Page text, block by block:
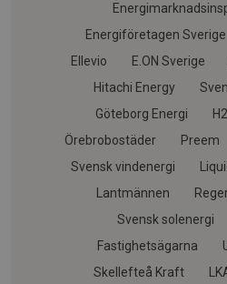
Energiföretagen Sverige
Ellevio
E.ON Sverige
Hitachi Energy
Göteborg Energi
Örebrobostäder
Preem
Svensk vindenergi
Lantmännen
Svensk solenergi
Fastighetsägarna
Skellefteå Kraft